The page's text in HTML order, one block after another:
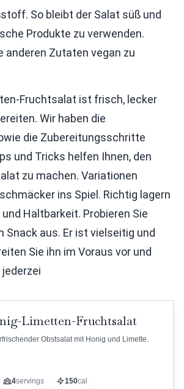
So bleibt der Salat süß und
Produkte zu verwenden.
anderen Zutaten vegan zu
Fruchtsalat ist frisch, lecker
Wir haben die
die Zubereitungsschritte
und Tricks helfen Ihnen, den
zu machen. Variationen
ins Spiel. Richtig lagern
Haltbarkeit. Probieren Sie
Snack aus. Er ist vielseitig und
Sie ihn im Voraus vor und
jederzei
Limetten-Fruchtsalat
Obstsalat mit Honig und Limette.
4servings 150cal